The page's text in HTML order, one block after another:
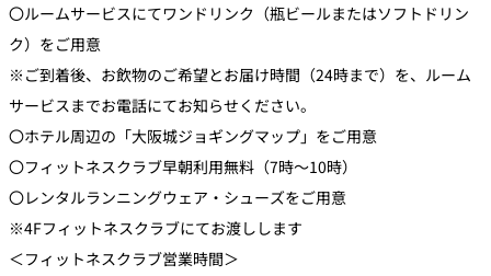
〇ルームサービスにてワンドリンク（瓶ビールまたはソフトドリン
ク）をご用意
※ご到着後、お飲物のご希望とお届け時間（24時まで）を、ルーム
サービスまでお電話にてお知らせください。
〇ホテル周辺の「大阪城ジョギングマップ」をご用意
〇フィットネスクラブ早朝利用無料（7時～10時）
〇レンタルランニングウェア・シューズをご用意
※4Fフィットネスクラブにてお渡しします
＜フィットネスクラブ営業時間＞